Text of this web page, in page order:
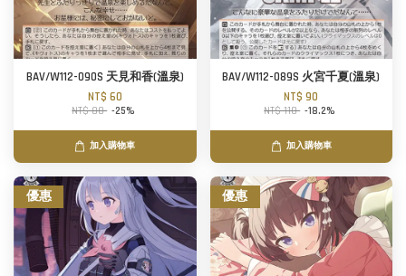
BAV/W112-090S 天見和香(溫泉)
NT$ 60
NT$ 80 -25%
加入購物車
BAV/W112-089S 火宮千夏(溫泉)
NT$ 90
NT$ 110 -18.2%
加入購物車
優惠 優惠